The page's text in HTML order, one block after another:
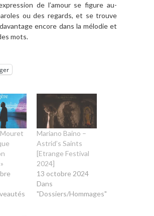
de l’amour se figure au-
ou des regards, et se trouve
encore dans la mélodie et
mots.
Mariano Baino –
Astrid’s Saints
[Etrange Festival
2024]
13 octobre 2024
Dans
"Dossiers/Hommages"